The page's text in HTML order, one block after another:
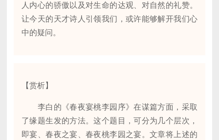
人内心的骄傲以及对生命的达观、对自然的礼赞。
让今天的天才诗人引领我们，或许能够解开我们心
中的疑问。
【赏析】
李白的《春夜宴桃李园序》在谋篇方面，采取
了缘题生发的方法。这个题目，可分为几个层次，
即宴、春夜之宴、春夜桃李园之宴。文章将上述的